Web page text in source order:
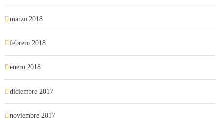
marzo 2018
febrero 2018
enero 2018
diciembre 2017
noviembre 2017